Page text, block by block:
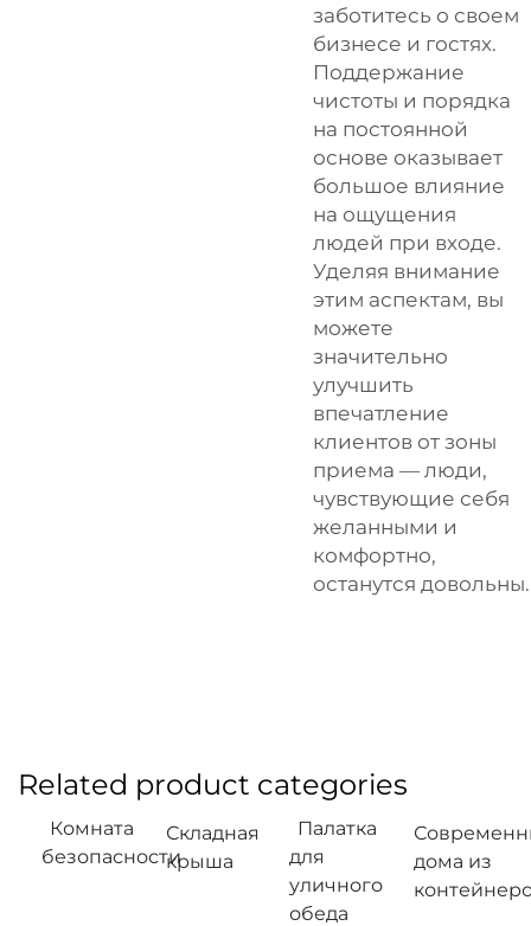
заботитесь о своем
бизнесе и гостях.
Поддержание
чистоты и порядка
на постоянной
основе оказывает
большое влияние
на ощущения
людей при входе.
Уделяя внимание
этим аспектам, вы
можете
значительно
улучшить
впечатление
клиентов от зоны
приема — люди,
чувствующие себя
желанными и
комфортно,
останутся довольны.
Related product categories
Комната
безопасности
Складная
крыша
Палатка
для
уличного
обеда
дома из